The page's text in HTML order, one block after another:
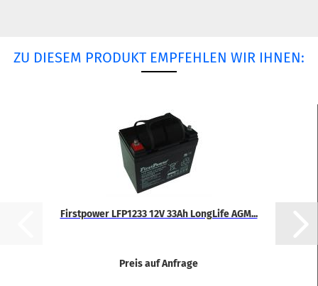
ZU DIESEM PRODUKT EMPFEHLEN WIR IHNEN:
First­power LFP1233 12V 33Ah Lon­g­Li­fe AGM...
Preis auf Anfrage